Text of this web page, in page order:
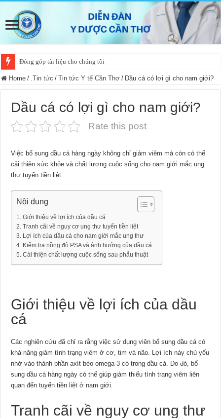
Đóng góp tài liệu cho chúng tôi
Home / .Tin tức / Tin tức Y tế Cần Thơ / Dầu cá có lợi gì cho nam giới?
Dầu cá có lợi gì cho nam giới?
Rate this post
Việc bổ sung dầu cá hàng ngày không chỉ giảm viêm mà còn có thể
cải thiện sức khỏe và chất lượng cuộc sống cho nam giới mắc ung
thư tuyến tiền liệt.
Nội dung
Giới thiệu về lợi ích của dầu cá
Tranh cãi về nguy cơ ung thư tuyến tiền liệt
Lợi ích của dầu cá cho nam giới mắc ung thư
Kiểm tra nồng độ PSA và ảnh hưởng của dầu cá
Cải thiện chất lượng cuộc sống sau phẫu thuật
Giới thiệu về lợi ích của dầu
cá
Các nghiên cứu đã chỉ ra rằng việc sử dụng viên bổ sung dầu cá có
khả năng giảm tình trạng viêm ở cơ, tim và não. Lợi ích này chủ yếu
nhờ vào thành phần axít béo omega-3 có trong dầu cá. Do đó, bổ
sung dầu cá hàng ngày có thể giúp giảm thiểu tình trạng viêm liên
quan đến tuyến tiền liệt ở nam giới.
Tranh cãi về nguy cơ ung thư